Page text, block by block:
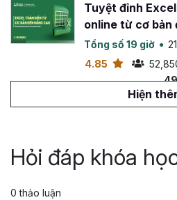
Tuyệt đỉnh
online từ cơ bản
Tổng số 19 giờ
4.85
Tổng số 14 giờ
Hiện
Hỏi đáp khóa
0 thảo luận